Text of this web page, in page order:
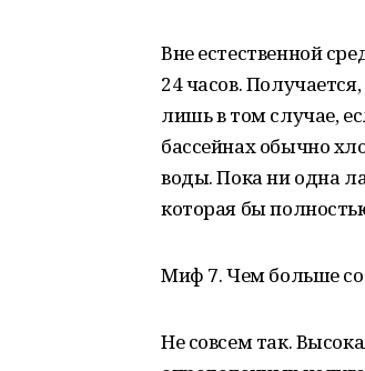
Вне естественной
24 часов.
лишь в том случае,
бассейнах обычно
воды. Пока ни одна
которая бы
Миф 7. Чем больше
Не совсем так.